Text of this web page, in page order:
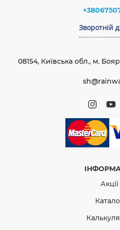
Стійкість до УФ-
Європейський
Сертифікат
Заглушка
(RAINWAY
В наявності
-
Зворотній
08154, Київська обл., м.
Акції